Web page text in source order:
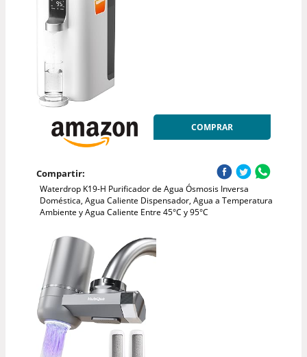
COMPRAR
Compartir:
Waterdrop K19-H Purificador de Agua Ósmosis Inversa
Doméstica, Agua Caliente Dispensador, Agua a Temperatura
Ambiente y Agua Caliente Entre 45°C y 95°C